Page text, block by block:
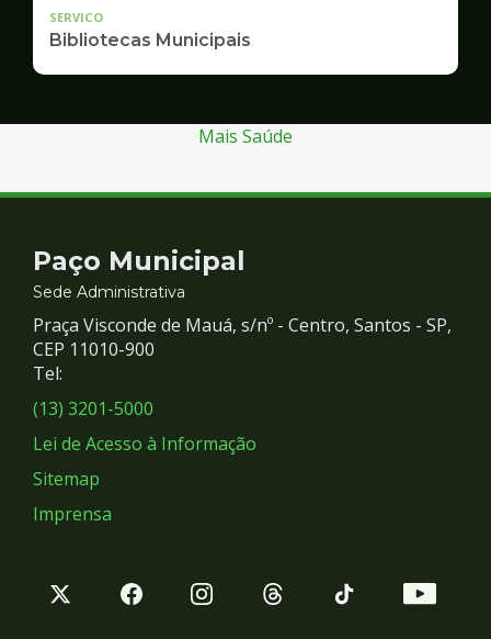
SERVICO
Bibliotecas Municipais
Mais Saúde
Contato
e
Redes
Sociais
Paço Municipal
Sede Administrativa
Praça Visconde de Mauá, s/nº - Centro, Santos - SP,
CEP 11010-900
Tel:
(13) 3201-5000
Lei de Acesso à Informação
Sitemap
Imprensa